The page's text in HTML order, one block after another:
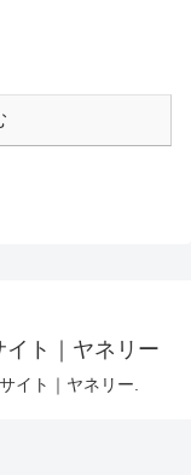
ト｜ヤネリー
イト｜ヤネリー.